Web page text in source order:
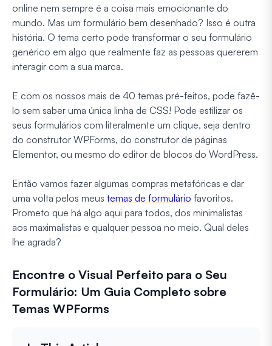
online nem sempre é a coisa mais emocionante do
mundo. Mas um formulário bem desenhado? Isso é outra
história. O tema certo pode transformar o seu formulário
genérico em algo que realmente faz as pessoas quererem
interagir com a sua marca.
E com os nossos mais de 40 temas pré-feitos, pode fazê-
lo sem saber uma única linha de CSS! Pode estilizar os
seus formulários com literalmente um clique, seja dentro
do construtor WPForms, do construtor de páginas
Elementor, ou mesmo do editor de blocos do WordPress.
Então vamos fazer algumas compras metafóricas e dar
uma volta pelos meus temas de formulário favoritos.
Prometo que há algo aqui para todos, dos minimalistas
aos maximalistas e qualquer pessoa no meio. Qual deles
lhe agrada?
Encontre o Visual Perfeito para o Seu
Formulário: Um Guia Completo sobre
Temas WPForms